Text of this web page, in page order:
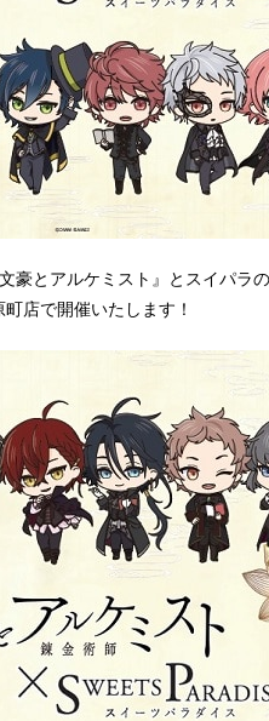
豪とアルケミスト』とスイパラ
店で開催いたします！